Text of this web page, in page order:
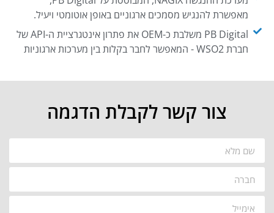
מאפשרת להנגיש מסמכים ארגוניים באופן אוטומטי ויעיל.
PB Digital משלבת כ-OEM את פתרון אינטגרציית ה-API של
חברת WSO2 - המאפשר לחבר בקלות בין מערכות ארגוניות
צור קשר לקבלת הדגמה